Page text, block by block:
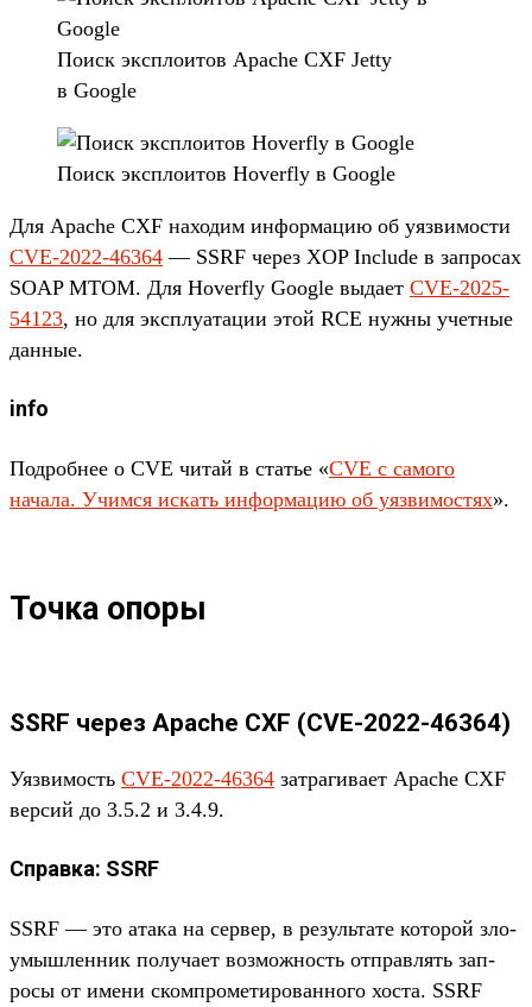
По­иск экс­пло­итов Apache CXF Jetty
в Google
По­иск экс­пло­итов Hoverfly в Google
Для Apache CXF находим информа­цию об уяз­вимос­ти
CVE-2022-46364 — SSRF через XOP Include в зап­росах
SOAP MTOM. Для Hoverfly Google выда­ет CVE-2025-
54123, но для экс­плу­ата­ции этой RCE нуж­ны учет­ные
дан­ные.
info
Под­робнее о CVE читай в статье «CVE с самого
начала. Учим­ся искать информа­цию об уяз­вимос­тях».
Точка опоры
SSRF через Apache CXF (CVE-2022-46364)
Уяз­вимость CVE-2022-46364 зат­рагива­ет Apache CXF
вер­сий до 3.5.2 и 3.4.9.
Справка: SSRF
SSRF — это ата­ка на сер­вер, в резуль­тате которой зло­
умыш­ленник получа­ет воз­можность отправ­лять зап­
росы от име­ни ском­про­мети­рован­ного хос­та. SSRF